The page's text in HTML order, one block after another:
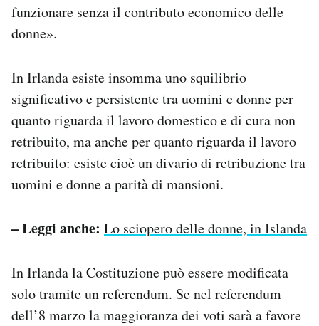
funzionare senza il contributo economico delle
donne».
In Irlanda esiste insomma uno squilibrio
significativo e persistente tra uomini e donne per
quanto riguarda il lavoro domestico e di cura non
retribuito, ma anche per quanto riguarda il lavoro
retribuito: esiste cioè un divario di retribuzione tra
uomini e donne a parità di mansioni.
– Leggi anche: Lo sciopero delle donne, in Islanda
In Irlanda la Costituzione può essere modificata
solo tramite un referendum. Se nel referendum
dell’8 marzo la maggioranza dei voti sarà a favore